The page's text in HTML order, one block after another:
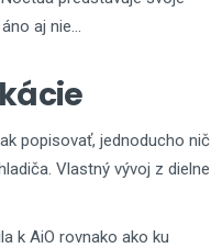
aj nie...
popisovať, jednoducho nič
Vlastný vývoj z dielne
k AiO rovnako ako ku